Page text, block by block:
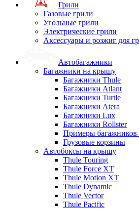
Грили
Газовые грили
Угольные грили
Электрические грили
Аксессуары и розжиг для
Автобагажники
Багажники на крышу
Багажники Thule
Багажники Atlant
Багажники Turtle
Багажники Atera
Багажники Lux
Багажники Rollster
Примеры багажников
Грузовые корзины
Автобоксы на крышу
Thule Touring
Thule Force XT
Thule Motion XT
Thule Dynamic
Thule Vector
Thule Pacific